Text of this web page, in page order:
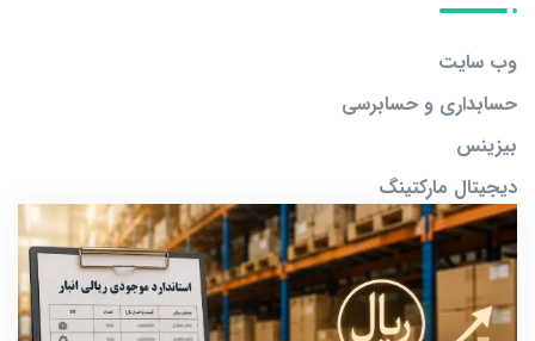
وب سایت
حسابداری و حسابرسی
بیزینس
دیجیتال مارکتینگ